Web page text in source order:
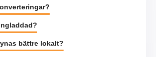
bättre lokalt?